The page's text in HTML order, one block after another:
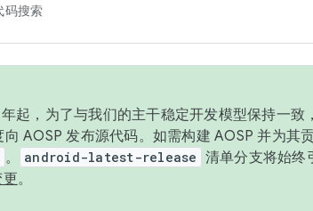
搜索
起，为了与我们的主干稳定开发模型保持一
向 AOSP 发布源代码。如需构建 AOSP 并为其
。 android-latest-release 清单分支将始终
。